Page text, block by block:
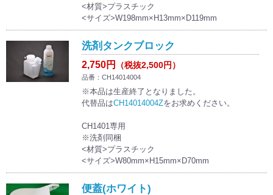
<材質>プラスチック
<サイズ>W198mm×H13mm×D119mm
洗剤タンクブロック
2,750円 （税抜2,500円）
品番：CH14014004
※本品は生産終了となりました。
代替品はCH14014004Zをお求めください。
CH1401専用
※洗剤同梱
<材質>プラスチック
<サイズ>W80mm×H15mm×D70mm
便蓋(ホワイト)